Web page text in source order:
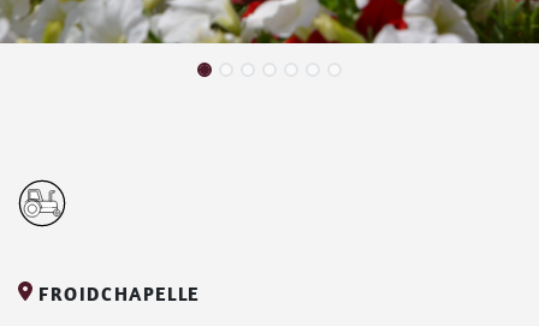
FROIDCHAPELLE